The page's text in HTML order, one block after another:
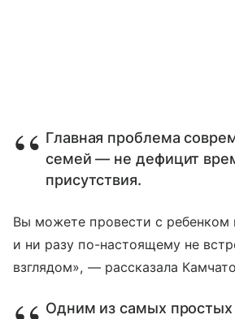
Главная проблема
семей — не дефицит
присутствия.
Вы можете провести с ребенком
и ни разу по-настоящему не
взглядом», — рассказала
Одним из самых